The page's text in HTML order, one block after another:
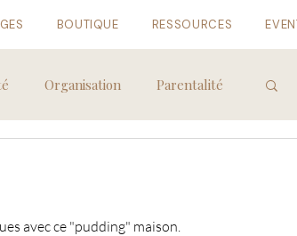
BOUTIQUE RESSOURCES
Organisation Parentalité
avec ce "pudding" maison.